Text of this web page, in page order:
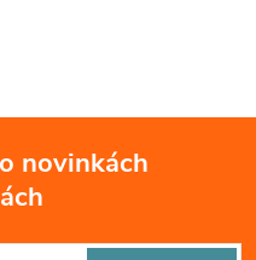
novinkách